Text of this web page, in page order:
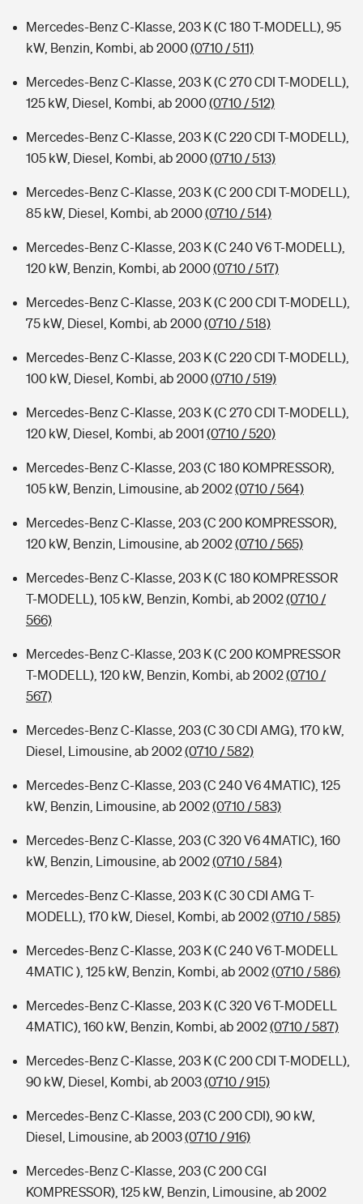
Mercedes-Benz C-Klasse, 203 K (C 180 T-MODELL), 95
kW, Benzin, Kombi, ab 2000(0710 / 511)
Mercedes-Benz C-Klasse, 203 K (C 270 CDI T-MODELL),
125 kW, Diesel, Kombi, ab 2000(0710 / 512)
Mercedes-Benz C-Klasse, 203 K (C 220 CDI T-MODELL),
105 kW, Diesel, Kombi, ab 2000(0710 / 513)
Mercedes-Benz C-Klasse, 203 K (C 200 CDI T-MODELL),
85 kW, Diesel, Kombi, ab 2000(0710 / 514)
Mercedes-Benz C-Klasse, 203 K (C 240 V6 T-MODELL),
120 kW, Benzin, Kombi, ab 2000(0710 / 517)
Mercedes-Benz C-Klasse, 203 K (C 200 CDI T-MODELL),
75 kW, Diesel, Kombi, ab 2000(0710 / 518)
Mercedes-Benz C-Klasse, 203 K (C 220 CDI T-MODELL),
100 kW, Diesel, Kombi, ab 2000(0710 / 519)
Mercedes-Benz C-Klasse, 203 K (C 270 CDI T-MODELL),
120 kW, Diesel, Kombi, ab 2001 (0710 / 520)
Mercedes-Benz C-Klasse, 203 (C 180 KOMPRESSOR),
105 kW, Benzin, Limousine, ab 2002(0710 / 564)
Mercedes-Benz C-Klasse, 203 (C 200 KOMPRESSOR),
120 kW, Benzin, Limousine, ab 2002(0710 / 565)
Mercedes-Benz C-Klasse, 203 K (C 180 KOMPRESSOR
T-MODELL), 105 kW, Benzin, Kombi, ab 2002(0710 /
566)
Mercedes-Benz C-Klasse, 203 K (C 200 KOMPRESSOR
T-MODELL), 120 kW, Benzin, Kombi, ab 2002(0710 /
567)
Mercedes-Benz C-Klasse, 203 (C 30 CDI AMG), 170 kW,
Diesel, Limousine, ab 2002(0710 / 582)
Mercedes-Benz C-Klasse, 203 (C 240 V6 4MATIC), 125
kW, Benzin, Limousine, ab 2002(0710 / 583)
Mercedes-Benz C-Klasse, 203 (C 320 V6 4MATIC), 160
kW, Benzin, Limousine, ab 2002(0710 / 584)
Mercedes-Benz C-Klasse, 203 K (C 30 CDI AMG T-
MODELL), 170 kW, Diesel, Kombi, ab 2002(0710 / 585)
Mercedes-Benz C-Klasse, 203 K (C 240 V6 T-MODELL
4MATIC ), 125 kW, Benzin, Kombi, ab 2002(0710 / 586)
Mercedes-Benz C-Klasse, 203 K (C 320 V6 T-MODELL
4MATIC), 160 kW, Benzin, Kombi, ab 2002(0710 / 587)
Mercedes-Benz C-Klasse, 203 K (C 200 CDI T-MODELL),
90 kW, Diesel, Kombi, ab 2003(0710 / 915)
Mercedes-Benz C-Klasse, 203 (C 200 CDI), 90 kW,
Diesel, Limousine, ab 2003(0710 / 916)
Mercedes-Benz C-Klasse, 203 (C 200 CGI
KOMPRESSOR), 125 kW, Benzin, Limousine, ab 2002